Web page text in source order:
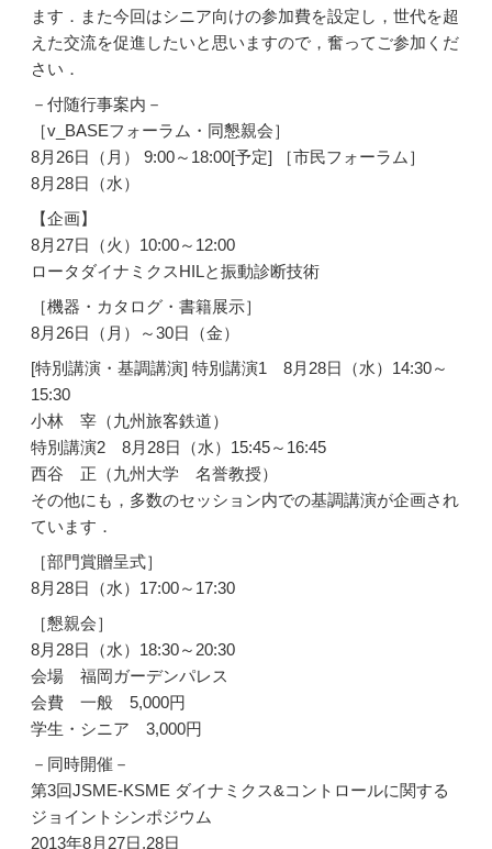
ます．また今回はシニア向けの参加費を設定し，世代を超
えた交流を促進したいと思いますので，奮ってご参加くだ
さい．
－付随行事案内－
［v_BASEフォーラム・同懇親会］
8月26日（月） 9:00～18:00[予定] ［市民フォーラム］
8月28日（水）
【企画】
8月27日（火）10:00～12:00
ロータダイナミクスHILと振動診断技術
［機器・カタログ・書籍展示］
8月26日（月）～30日（金）
[特別講演・基調講演] 特別講演1 8月28日（水）14:30～
15:30
小林 宰（九州旅客鉄道）
特別講演2 8月28日（水）15:45～16:45
西谷 正（九州大学 名誉教授）
その他にも，多数のセッション内での基調講演が企画され
ています．
［部門賞贈呈式］
8月28日（水）17:00～17:30
［懇親会］
8月28日（水）18:30～20:30
会場 福岡ガーデンパレス
会費 一般 5,000円
学生・シニア 3,000円
－同時開催－
第3回JSME-KSME ダイナミクス&コントロールに関する
ジョイントシンポジウム
2013年8月27日,28日